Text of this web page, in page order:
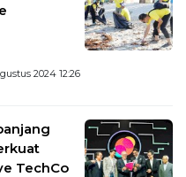
2024 12:26
TechCo